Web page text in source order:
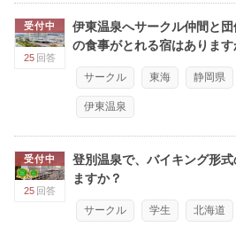
受付中
25 回答
伊東温泉へサークル仲間と
の食事がとれる宿はあります
サークル 東海 静岡県
伊東温泉
受付中
25 回答
登別温泉で、バイキング形
ますか？
サークル 学生 北海道